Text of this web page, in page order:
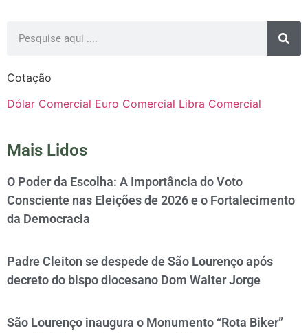
Cotação
Dólar Comercial Euro Comercial Libra Comercial
Mais Lidos
O Poder da Escolha: A Importância do Voto
Consciente nas Eleições de 2026 e o Fortalecimento
da Democracia
Padre Cleiton se despede de São Lourenço após
decreto do bispo diocesano Dom Walter Jorge
São Lourenço inaugura o Monumento “Rota Biker”